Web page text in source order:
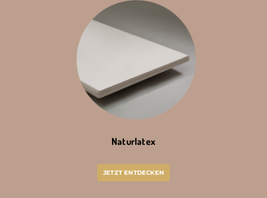
Naturlatex
JETZT ENTDECKEN